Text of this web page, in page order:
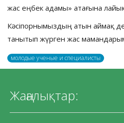
жас еңбек адамы» атағына
Кәсіпорнымыздың атын аймақ
танытып жүрген жас
молодые ученые и специалисты
Жаңалықтар: